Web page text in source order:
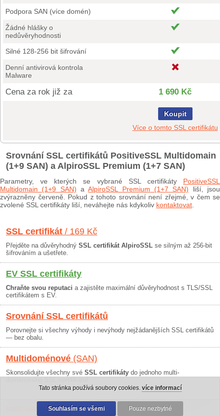
Podpora SAN (více domén)
Žádné hlášky o
nedůvěryhodnosti
Silné 128-256 bit šifrování
Denní antivirová kontrola
Malware
Cena za rok již za 1 690 Kč
Koupit
Více o tomto SSL certifikátu
Srovnání SSL certifikátů PositiveSSL Multidomain
(1+9 SAN) a AlpiroSSL Premium (1+7 SAN)
Parametry, ve kterých se vybrané SSL certifikáty PositiveSSL
Multidomain (1+9 SAN) aAlpiroSSL Premium (1+7 SAN) liší, jsou
zvýrazněny červeně. Pokud z tohoto srovnání není zřejmé, v čem se
zvolené SSL certifikáty liší, neváhejte nás kdykoliv kontaktovat
SSL certifikát / 169 Kč
Přejděte na důvěryhodný SSL certifikát AlpiroSSL se silným až 256-bit
šifrováním a ušetřete.
EV SSL certifikáty
Chraňte svou reputaci a zajistěte maximální důvěryhodnost s TLS/SSL
certifikátem s EV.
Srovnání SSL certifikátů
Porovnejte si všechny výhody i nevýhody nejžádanějších SSL certifikátů
— bez obalu.
Multidoménové (SAN)
Skonsolidujte všechny své SSL certifikáty do jednoho multi-
Obchodní podmínky|30 dní záruka
Tato stránka používá soubory cookies. více informací
Souhlasím se všemi Pouze nezbytné